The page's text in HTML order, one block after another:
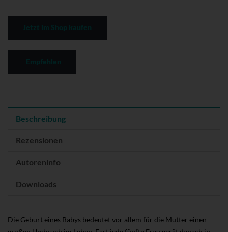
Beschreibung
Rezensionen
Autoreninfo
Downloads
Die Geburt eines Babys bedeutet vor allem für die Mutter einen